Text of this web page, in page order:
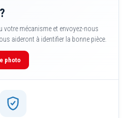
votre mécanisme et envoyez-nous
aideront à identifier la bonne pièce.
photo